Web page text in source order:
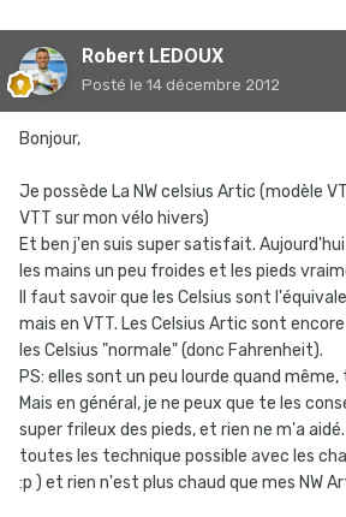
Robert LEDOUX
Posté le 14 décembre 2012
Bonjour,
Je possède La NW celsius Artic (modèle
VTT sur mon vélo hivers)
Et ben j'en suis super satisfait.
les mains un peu froides et les pieds
Il faut savoir que les Celsius sont
mais en VTT. Les Celsius Artic sont
les Celsius "normale" (donc Fahrenheit).
PS: elles sont un peu lourde quand
Mais en général, je ne peux que te les
super frileux des pieds, et rien ne m'a
toutes les technique possible avec les
:p ) et rien n'est plus chaud que mes NW